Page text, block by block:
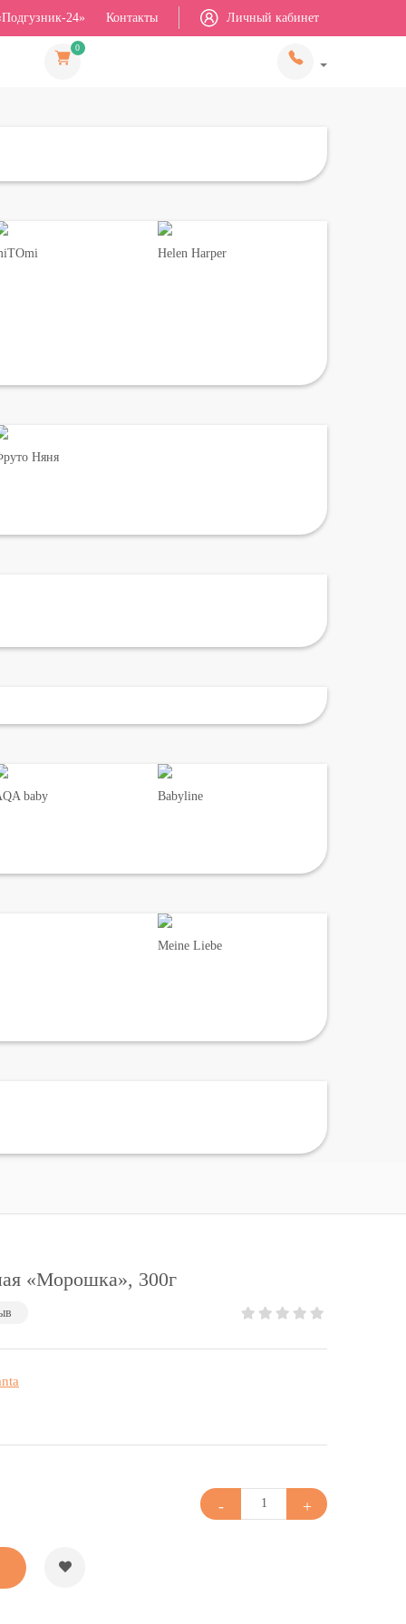
24» Контакты Личный кабинет
0
Helen Harper
Няня
baby Babyline
Meine Liebe
«Морошка», 300г